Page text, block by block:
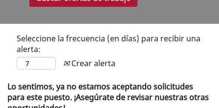
Seleccione la frecuencia (en días) para recibir una
alerta:
Crear alerta
Lo sentimos, ya no estamos aceptando solicitudes
para este puesto. ¡Asegúrate de revisar nuestras otras